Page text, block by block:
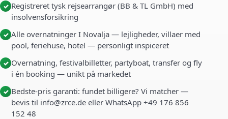
✓ Registreret tysk rejsearrangør (BB & TL GmbH) med
insolvensforsikring
✓ Alle overnatninger I Novalja — lejligheder, villaer med
pool, feriehuse, hotel — personligt inspiceret
✓ Overnatning, festivalbilletter, partyboat, transfer og fly
i én booking — unikt på markedet
✓ Bedste-pris garanti: fundet billigere? Vi matcher —
bevis til info@zrce.de eller WhatsApp +49 176 856
152 48